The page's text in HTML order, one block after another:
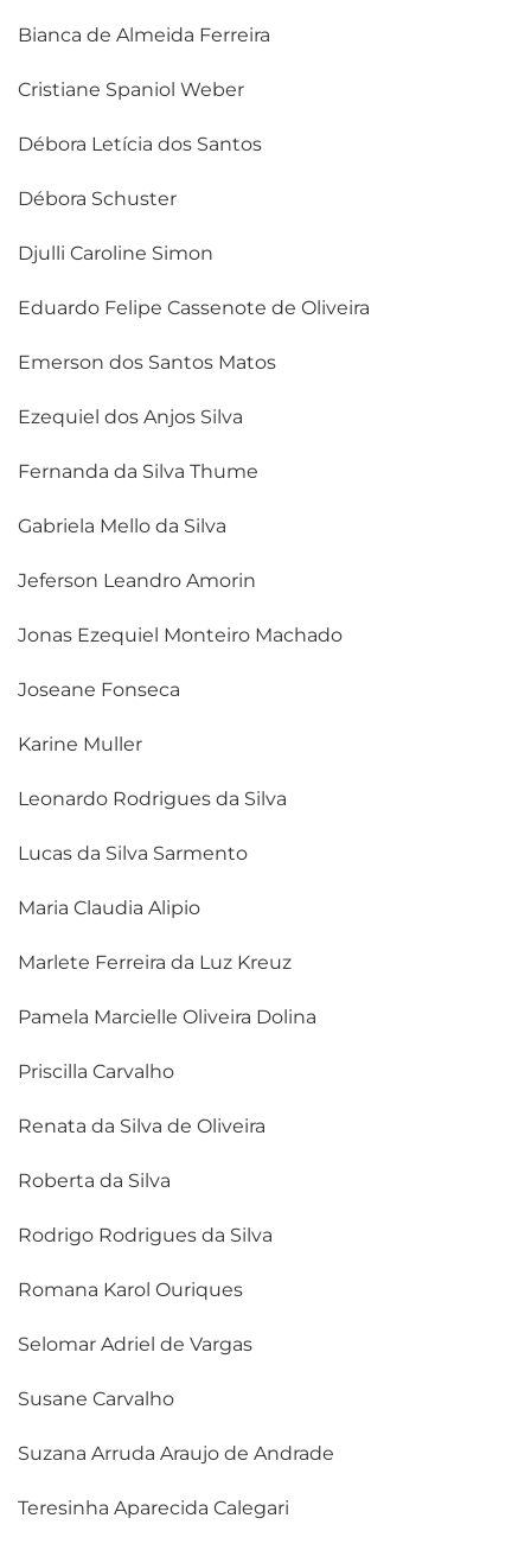
Bianca de Almeida Ferreira
Cristiane Spaniol Weber
Débora Letícia dos Santos
Débora Schuster
Djulli Caroline Simon
Eduardo Felipe Cassenote de Oliveira
Emerson dos Santos Matos
Ezequiel dos Anjos Silva
Fernanda da Silva Thume
Gabriela Mello da Silva
Jeferson Leandro Amorin
Jonas Ezequiel Monteiro Machado
Joseane Fonseca
Karine Muller
Leonardo Rodrigues da Silva
Lucas da Silva Sarmento
Maria Claudia Alipio
Marlete Ferreira da Luz Kreuz
Pamela Marcielle Oliveira Dolina
Priscilla Carvalho
Renata da Silva de Oliveira
Roberta da Silva
Rodrigo Rodrigues da Silva
Romana Karol Ouriques
Selomar Adriel de Vargas
Susane Carvalho
Suzana Arruda Araujo de Andrade
Teresinha Aparecida Calegari